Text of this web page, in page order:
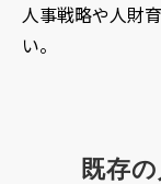
人事戦略や人財
い。
既存